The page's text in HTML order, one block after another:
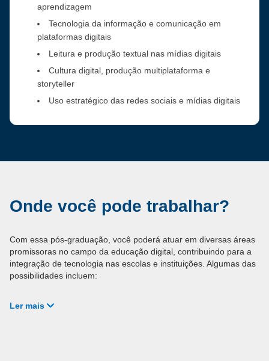
aprendizagem
Tecnologia da informação e comunicação em
plataformas digitais
Leitura e produção textual nas mídias digitais
Cultura digital, produção multiplataforma e
storyteller
Uso estratégico das redes sociais e mídias digitais
Onde você pode trabalhar?
Com essa pós-graduação, você poderá atuar em diversas áreas
promissoras no campo da educação digital, contribuindo para a
integração de tecnologia nas escolas e instituições. Algumas das
possibilidades incluem:
Professor e Coordenador pedagógico
Ler mais